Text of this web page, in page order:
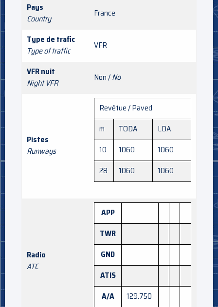
Pays
Country
France
Type de trafic
Type of traffic
VFR
VFR nuit
Night VFR
Non /No
Pistes
Runways
Revêtue / Paved
m
TODA
LDA
10
1060
1060
28
1060 1060
Radio
ATC
APP
TWR
GND
ATIS
A/A
129.750